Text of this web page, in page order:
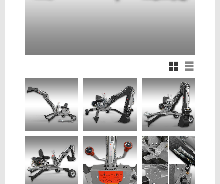
Rutnätsvy
Listvy